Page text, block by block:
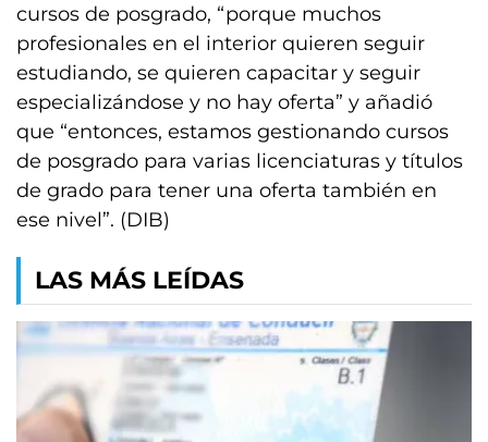
cursos de posgrado, “porque muchos
profesionales en el interior quieren seguir
estudiando, se quieren capacitar y seguir
especializándose y no hay oferta” y añadió
que “entonces, estamos gestionando cursos
de posgrado para varias licenciaturas y títulos
de grado para tener una oferta también en
ese nivel”. (DIB)
LAS MÁS LEÍDAS